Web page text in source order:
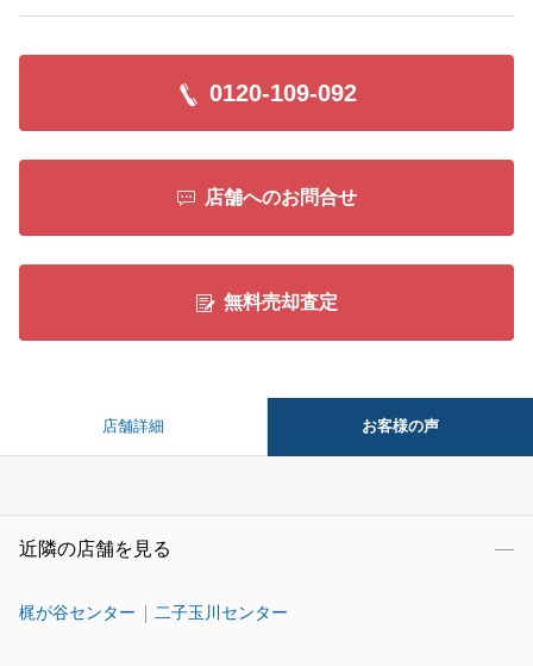
0120-109-092
店舗へのお問合せ
無料売却査定
店舗詳細 お客様の声
近隣の店舗を見る
梶が谷センター 二子玉川センター